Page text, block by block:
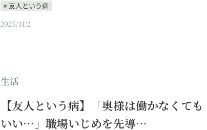
友人という病
2025/11/2
生活
【友人という病】「奥様は働かなくても
いい…」職場いじめを先導…